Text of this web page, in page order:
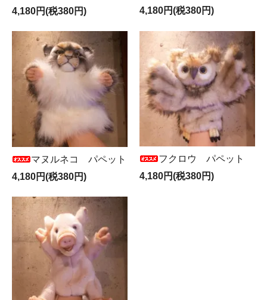
4,180円(税380円)
4,180円(税380円)
マヌルネコ パペット
4,180円(税380円)
フクロウ パペット
4,180円(税380円)